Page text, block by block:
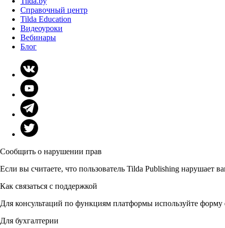
Справочный центр
Tilda Education
Видеоуроки
Вебинары
Блог
Сообщить о нарушении прав
Если вы считаете, что пользователь Tilda Publishing нарушает
Как связаться с поддержкой
Для консультаций по функциям платформы используйте
Для бухгалтерии